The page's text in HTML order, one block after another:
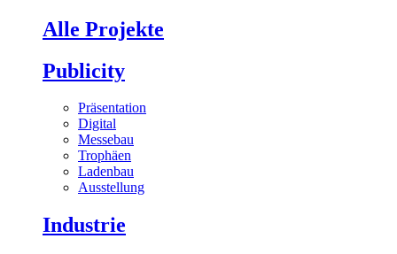
Alle Projekte
Publicity
Präsentation
Digital
Messebau
Trophäen
Ladenbau
Ausstellung
Industrie